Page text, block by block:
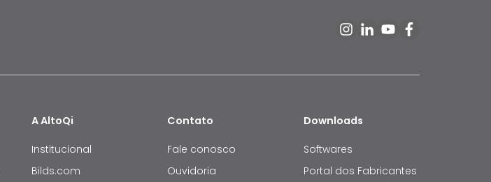
A AltoQi
Institucional
Bilds.com
Contato
Fale conosco
Ouvidoria
Downloads
Softwares
Portal dos Fabricantes